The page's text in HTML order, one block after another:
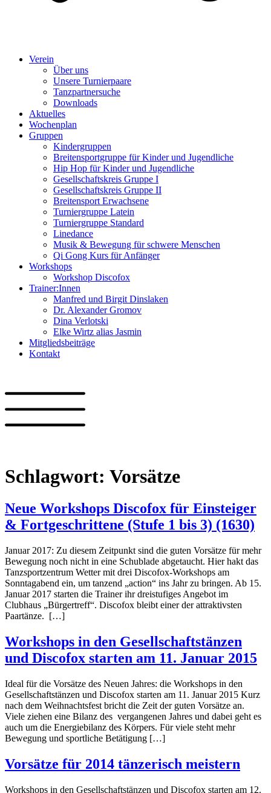
Verein
Über uns
Unsere Turnierpaare
Tanzpartnersuche
Downloads
Aktuelles
Wochenplan
Gruppen
Kindergruppen
Breitensportgruppe für Kinder und Jugendliche
Hip Hop für Kinder und Jugendliche​
Gesellschaftskreis Gruppe I
Gesellschaftskreis Gruppe II
Breitensport Erwachsene
Turniergruppe Latein
Turniergruppe Standard
Linedance
Musik & Bewegung für schwere Menschen​
Qi Gong Kurs für Anfänger
Workshops
Workshop Discofox
Trainer:Innen
Manfred und Birgit Dinslaken
Dr. Alexander Gromov
Dina Verlotski
Elke Wirtz alias Jasmin
Mitgliedsbeiträge
Kontakt
Schlagwort: Vorsätze
Neue Workshops Discofox für Einsteiger
& Fortgeschrittene (Stufe 1 bis 3) (1630)
Januar 2017: Zu diesem Zeitpunkt sind die guten Vorsätze für mehr
Bewegung noch nicht in eine Schublade abgetaucht. Hier hakt das
Tanzsportzentrum Wetter mit drei Discofox-Workshops am
Sonntagabend ein, um tanzend „action“ ins Jahr zu bringen. Ab 15.
Januar 2017 starten die Trainer ihr dreistufiges Angebot im
Clubhaus „Bürgertreff“. Discofox bleibt einer der attraktivsten
Paartänze. […]
Workshops in den Gesellschaftstänzen
und Discofox starten am 11. Januar 2015
Ideal für die Vorsätze des Neuen Jahres: die Workshops in den
Gesellschaftstänzen und Discofox starten am 11. Januar 2015 Kurz
nach dem Weihnachtsfest bricht die Zeit der guten Vorsätze an.
Viele ziehen eine Bilanz des vergangenen Jahres und dabei geht es
auch um die Energiebilanz des Körpers. Für viele steht mehr
Bewegung und sportliche Betätigung […]
Vorsätze für 2014 tänzerisch meistern
Workshops in den Gesellschaftstänzen und Discofox starten am 12.